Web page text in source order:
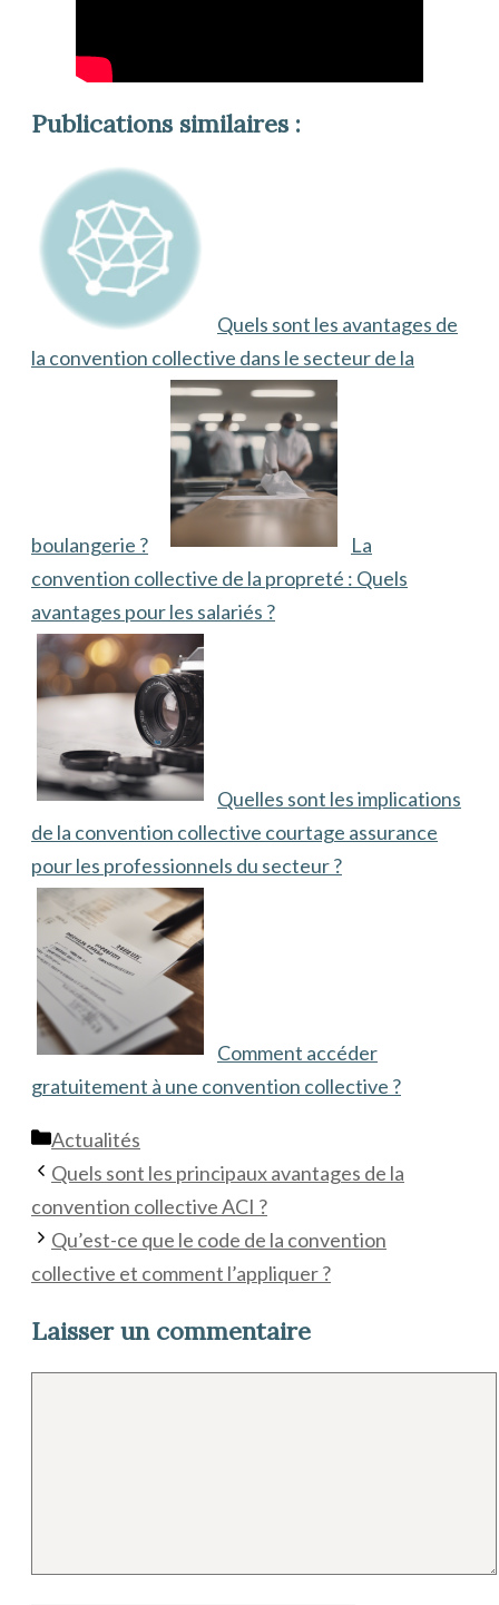
Publications similaires :
Quels sont les avantages de
la convention collective dans le secteur de la
boulangerie ?
La
convention collective de la propreté : Quels
avantages pour les salariés ?
Quelles sont les implications
de la convention collective courtage assurance
pour les professionnels du secteur ?
Comment accéder
gratuitement à une convention collective ?
Catégories
Actualités
Quels sont les principaux avantages de la
convention collective ACI ?
Qu’est-ce que le code de la convention
collective et comment l’appliquer ?
Laisser un commentaire